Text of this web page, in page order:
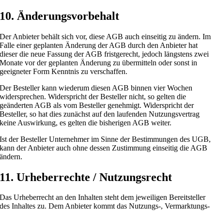
10. Änderungsvorbehalt
Der Anbieter behält sich vor, diese AGB auch einseitig zu ändern. Im
Falle einer geplanten Änderung der AGB durch den Anbieter hat
dieser die neue Fassung der AGB fristgerecht, jedoch längstens zwei
Monate vor der geplanten Änderung zu übermitteln oder sonst in
geeigneter Form Kenntnis zu verschaffen.
Der Besteller kann wiederum diesen AGB binnen vier Wochen
widersprechen. Widerspricht der Besteller nicht, so gelten die
geänderten AGB als vom Besteller genehmigt. Widerspricht der
Besteller, so hat dies zunächst auf den laufenden Nutzungsvertrag
keine Auswirkung, es gelten die bisherigen AGB weiter.
Ist der Besteller Unternehmer im Sinne der Bestimmungen des UGB,
kann der Anbieter auch ohne dessen Zustimmung einseitig die AGB
ändern.
11. Urheberrechte / Nutzungsrecht
Das Urheberrecht an den Inhalten steht dem jeweiligen Bereitsteller
des Inhaltes zu. Dem Anbieter kommt das Nutzungs-, Vermarktungs-